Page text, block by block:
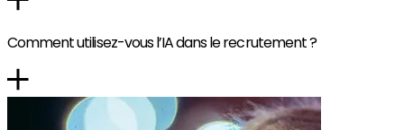
Comment utilisez-vous l’IA dans le recrutement ?